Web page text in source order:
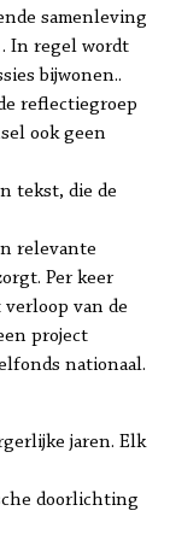
samenleving
In regel wordt
bijwonen..
reflectiegroep
ook geen
tekst, die de
relevante
Per keer
van de
project
nationaal.
jaren. Elk
doorlichting